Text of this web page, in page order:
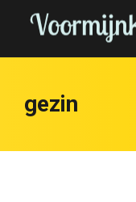
gezin